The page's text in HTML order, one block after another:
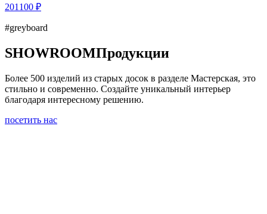
201100 ₽
#greyboard
SHOWROOMПродукции
Более 500 изделий из старых досок в разделе Мастерская, это
стильно и современно. Создайте уникальный интерьер
благодаря интересному решению.
посетить нас